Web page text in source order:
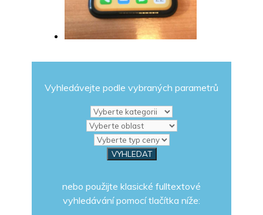
Vyhledávejte podle vybraných parametrů
nebo použijte klasické fulltextové
vyhledávání pomocí tlačítka níže: